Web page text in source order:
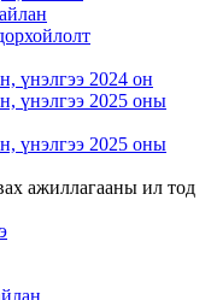
үнэлгээ 2024 он
үнэлгээ 2025 оны
үнэлгээ 2025 оны
ажиллагааны ил тод